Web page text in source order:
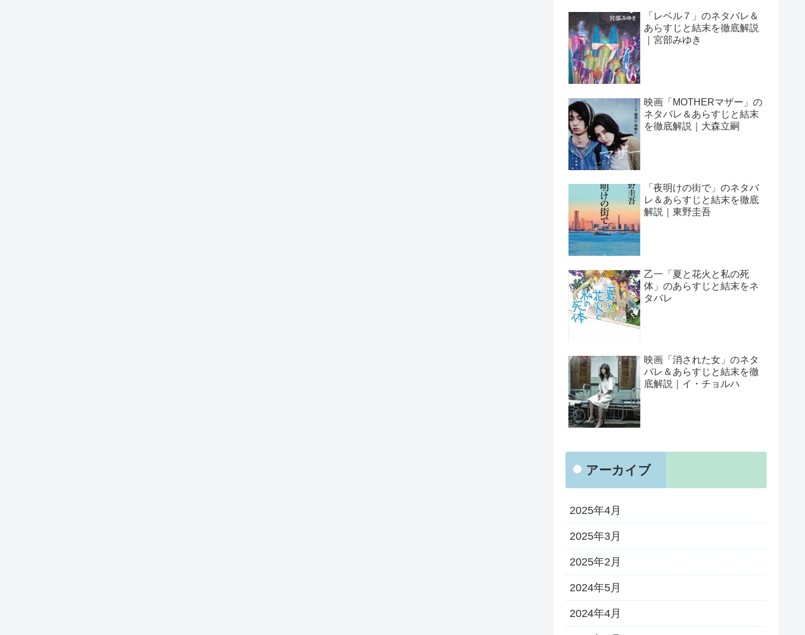
「レベル７」のネタバレ＆
あらすじと結末を徹底解説
｜宮部みゆき
映画「MOTHERマザー」の
ネタバレ＆あらすじと結末
を徹底解説｜大森立嗣
「夜明けの街で」のネタバ
レ＆あらすじと結末を徹底
解説｜東野圭吾
乙一「夏と花火と私の死
体」のあらすじと結末をネ
タバレ
映画「消された女」のネタ
バレ＆あらすじと結末を徹
底解説｜イ・チョルハ
アーカイブ
2025年4月
2025年3月
2025年2月
2024年5月
2024年4月